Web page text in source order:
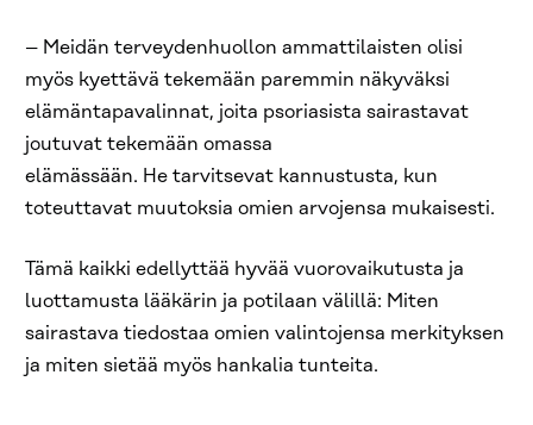
– Meidän terveydenhuollon ammattilaisten olisi
myös kyettävä tekemään paremmin näkyväksi
elämäntapavalinnat, joita psoriasista sairastavat
joutuvat tekemään omassa
elämässään. He tarvitsevat kannustusta, kun
toteuttavat muutoksia omien arvojensa mukaisesti.
Tämä kaikki edellyttää hyvää vuorovaikutusta ja
luottamusta lääkärin ja potilaan välillä: Miten
sairastava tiedostaa omien valintojensa merkityksen
ja miten sietää myös hankalia tunteita.